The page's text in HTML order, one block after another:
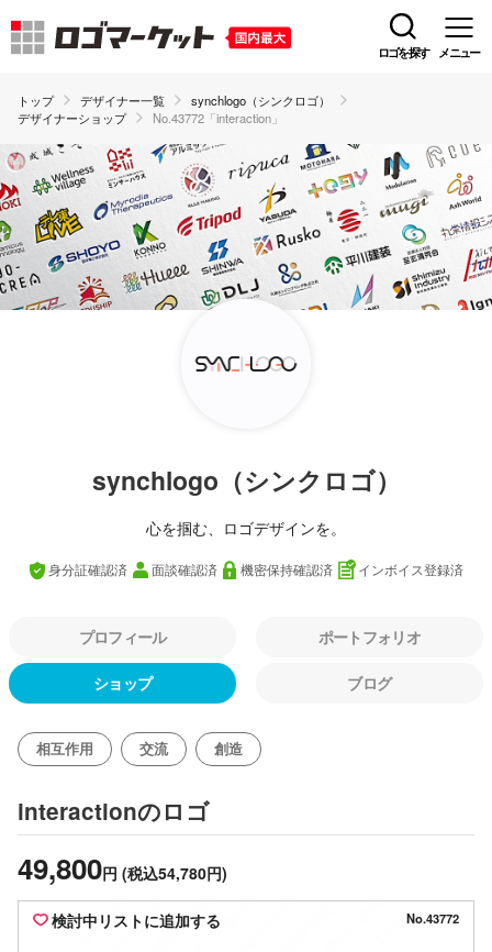
ロゴを探す メニュー
トップ デザイナー一覧
synchlogo（シンクロゴ）
デザイナーショップ
No.43772「interaction」
synchlogo（シンクロゴ）
心を掴む、ロゴデザインを。
身分証確認済 面談確認済 機密保持確認済 インボイス登録済
プロフィール ポートフォリオ
ショップ ブログ
相互作用 交流 創造
interactionのロゴ
49,800円 (税込54,780円)
検討中リストに追加する No.43772